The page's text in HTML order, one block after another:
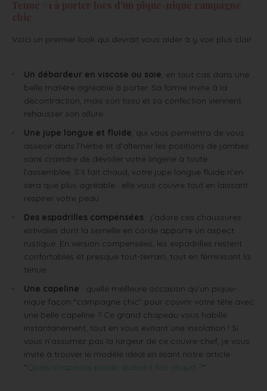
Voici un premier look qui devrait vous aider à y voir plus clair
Un débardeur en viscose ou soie , en tout cas dans une
belle matière agréable à porter. Sa forme invite à la
décontraction, mais son tissu et sa confection viennent
rehausser son allure.
Une jupe longue et fluide , qui vous permettra de vous
asseoir dans l’herbe et d’alterner les positions de jambes
sans craindre de dévoiler votre lingerie à toute
l’assemblée. S’il fait chaud, votre jupe longue fluide n’en
sera que plus agréable : elle vous couvre tout en laissant
respirer votre peau.
Des espadrilles compensées
: j’adore ces chaussures
estivales dont la semelle en corde apporte un aspect
rustique. En version compensées, les espadrilles restent
confortables et presque tout-terrain, tout en féminisant la
tenue.
Une capeline : quelle meilleure occasion qu’un pique-
nique façon “campagne chic” pour couvrir votre tête avec
une belle capeline ? Ce grand chapeau vous habille
instantanément, tout en vous évitant une insolation ! Si
vous n’assumez pas la largeur de ce couvre-chef, je vous
invite à trouver le modèle idéal en lisant notre article
“Quels chapeaux porter quand il fait chaud ?“